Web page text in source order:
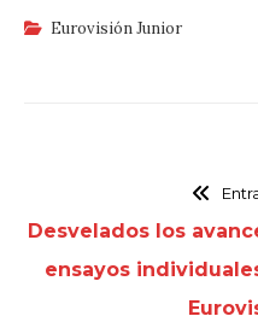
Eurovisión Junior
Desvelados los
ensayos